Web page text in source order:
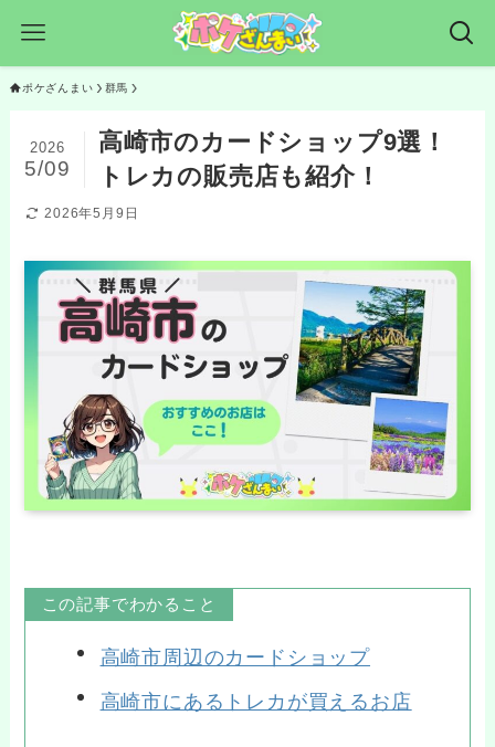
ポケざんまい 群馬
高崎市のカードショップ9選！
トレカの販売店も紹介！
2026
5/09
2026年5月9日
この記事でわかること
高崎市周辺のカードショップ
高崎市にあるトレカが買えるお店